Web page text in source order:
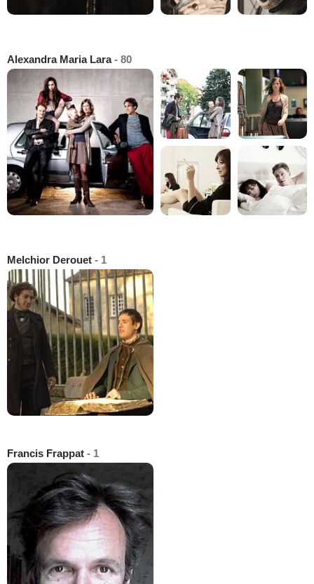
Alexandra Maria Lara- 80
Melchior Derouet - 1
Francis Frappat - 1